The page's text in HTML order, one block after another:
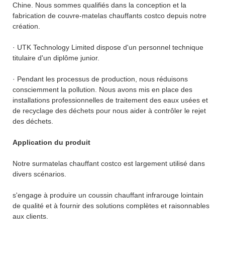
Chine. Nous sommes qualifiés dans la conception et la
fabrication de couvre-matelas chauffants costco depuis notre
création.
· UTK Technology Limited dispose d'un personnel technique
titulaire d'un diplôme junior.
· Pendant les processus de production, nous réduisons
consciemment la pollution. Nous avons mis en place des
installations professionnelles de traitement des eaux usées et
de recyclage des déchets pour nous aider à contrôler le rejet
des déchets.
Application du produit
Notre surmatelas chauffant costco est largement utilisé dans
divers scénarios.
s'engage à produire un coussin chauffant infrarouge lointain
de qualité et à fournir des solutions complètes et raisonnables
aux clients.